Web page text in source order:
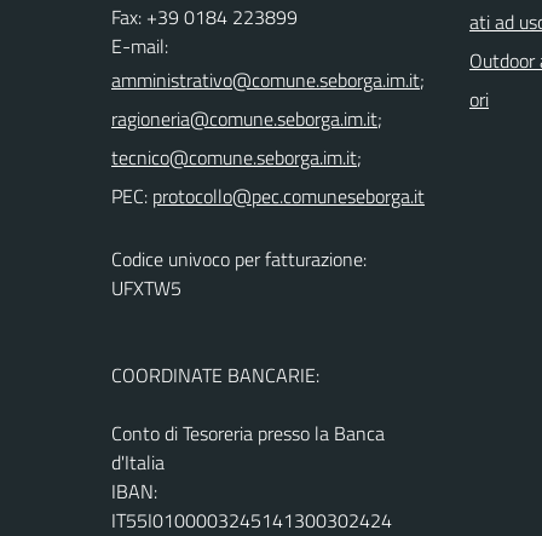
Fax: +39 0184 223899
E-mail:
;
;
;
PEC:
Codice univoco per fatturazione:
UFXTW5
COORDINATE BANCARIE:
Conto di Tesoreria presso la Banca
d'Italia
IBAN:
IT55I0100003245141300302424
ati ad
Outdoor
ori